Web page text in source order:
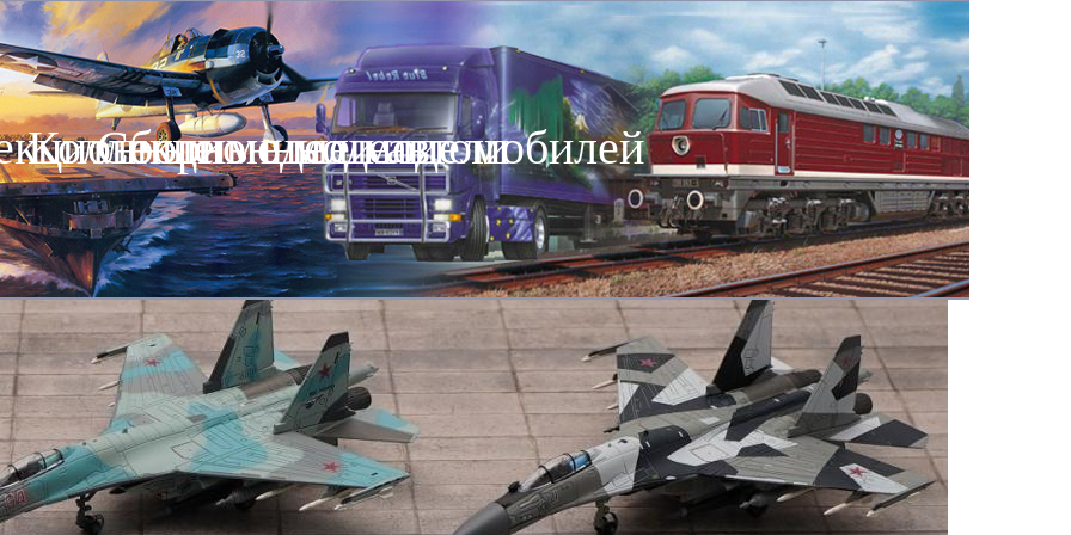
Сборные модели
модели автомобилей
Коллекционные модели